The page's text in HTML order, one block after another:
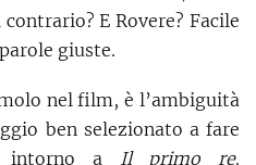
E Rovere? Facile
giuste.
nel film, è l’ambiguità
ben selezionato a fare
intorno a
Il primo re.